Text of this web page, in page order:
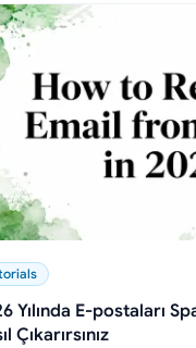
Yılında E-postaları
Çıkarırsınız